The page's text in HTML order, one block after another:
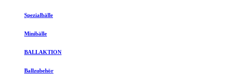
Spezialbälle
Minibälle
BALLAKTION
Ballzubehör